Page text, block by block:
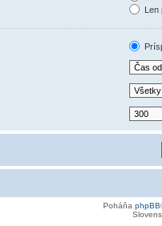
Len
Poháňa phpBB